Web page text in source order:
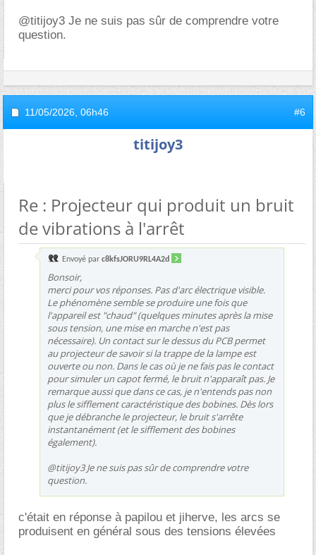
@titijoy3 Je ne suis pas sûr de comprendre votre
question.
11/05/2026, 06h46 #6
titijoy3
Re : Projecteur qui produit un bruit
de vibrations à l'arrêt
Envoyé par c8kfsJORU9RL4A2d
Bonsoir,
merci pour vos réponses. Pas d'arc électrique visible.
Le phénomène semble se produire une fois que
l'appareil est "chaud" (quelques minutes après la mise
sous tension, une mise en marche n'est pas
nécessaire). Un contact sur le dessus du PCB permet
au projecteur de savoir si la trappe de la lampe est
ouverte ou non. Dans le cas où je ne fais pas le contact
pour simuler un capot fermé, le bruit n'apparaît pas. Je
remarque aussi que dans ce cas, je n'entends pas non
plus le sifflement caractéristique des bobines. Dès lors
que je débranche le projecteur, le bruit s'arrête
instantanément (et le sifflement des bobines
également).
@titijoy3 Je ne suis pas sûr de comprendre votre
question.
c'était en réponse à papilou et jiherve, les arcs se
produisent en général sous des tensions élevées